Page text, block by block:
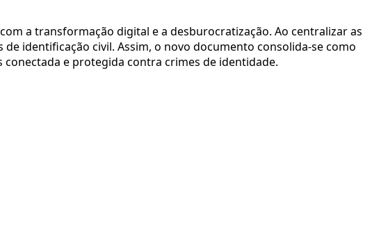
a transformação digital e a desburocratização. Ao centralizar as
identificação civil. Assim, o novo documento consolida-se como
e protegida contra crimes de identidade.